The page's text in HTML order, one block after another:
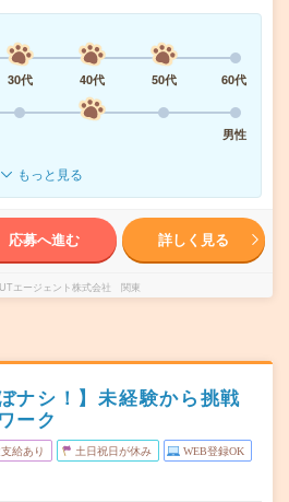
30代 40代 50代
60代
男性
もっと見る
応募へ進む 詳しく見る
UTエージェント株式会社 関東
ナシ！】未経験から挑戦
ーク
給あり 土日祝日が休み WEB登録OK